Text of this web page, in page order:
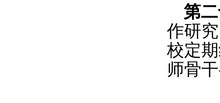
第
作研
校定
师骨